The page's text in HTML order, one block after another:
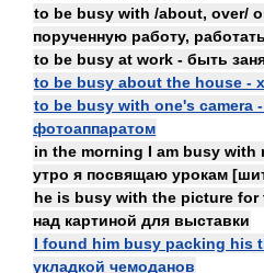
to be busy with /about, over/
порученную работу,
to be busy at work - быть
to be busy about the house -
to be busy with one's camera
фотоаппаратом
in the morning I am busy with
утро я посвящаю урокам
he is busy with the picture for
над картиной для выставки
I found him busy packing his
укладкой чемоданов